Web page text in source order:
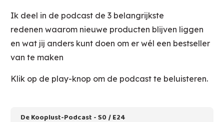
Ik deel in de podcast de 3 belangrijkste
redenen waarom nieuwe producten blijven liggen
en wat jij anders kunt doen om er wél een bestseller
van te maken
Klik op de play-knop om de podcast te beluisteren.